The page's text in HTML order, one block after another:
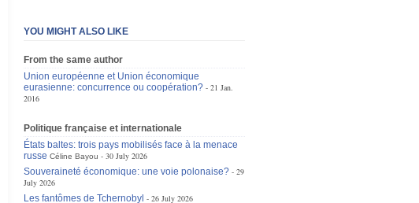
YOU MIGHT ALSO LIKE
From the same author
Union européenne et Union économique
eurasienne: concurrence ou coopération?
21 Jan.
2016
Politique française et internationale
États baltes: trois pays mobilisés face à la menace
russe Céline Bayou
30 July 2026
Souveraineté économique: une voie polonaise?
29
July 2026
Les fantômes de Tchernobyl
26 July 2026